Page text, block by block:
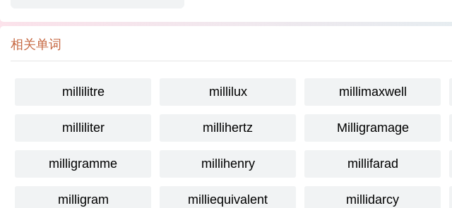
相关单词
millilitre millilux millimaxwell
milliliter millihertz Milligramage
milligramme millihenry millifarad
milligram milliequivalent millidarcy